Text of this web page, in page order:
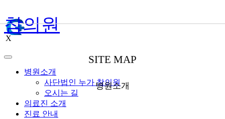
참의원
병원소개
사단법인 누가 참의원
오시는 길
의료진 소개
진료 안내
X
SITE MAP
병원소개